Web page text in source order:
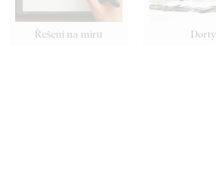
Řešení na míru Dorty